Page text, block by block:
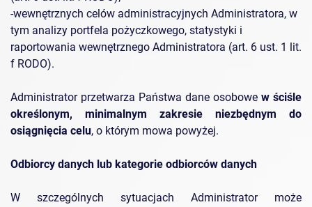
-wewnętrznych celów administracyjnych Administratora, w
tym analizy portfela pożyczkowego, statystyki i
raportowania wewnętrznego Administratora (art. 6 ust. 1 lit.
f RODO).
Administrator przetwarza Państwa dane osobowe w ściśle
określonym, minimalnym zakresie niezbędnym do
osiągnięcia celu, o którym mowa powyżej.
Odbiorcy danych lub kategorie odbiorców danych
W szczególnych sytuacjach Administrator może